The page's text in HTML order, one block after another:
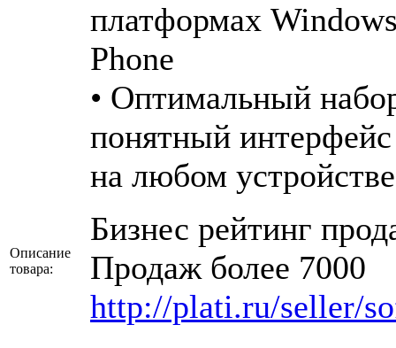
Описание
товара:
платформах
Phone
• Оптимальный
понятный
на любом устройстве
Бизнес рейтинг
Продаж более 7000
http://plati.ru/seller/